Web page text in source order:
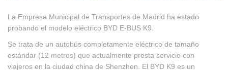
La Empresa Municipal de Transportes de Madrid ha estado
probando el modelo eléctrico BYD E-BUS K9.
Se trata de un autobús completamente eléctrico de tamaño
estándar (12 metros) que actualmente presta servicio con
viajeros en la ciudad china de Shenzhen. El BYD K9 es un